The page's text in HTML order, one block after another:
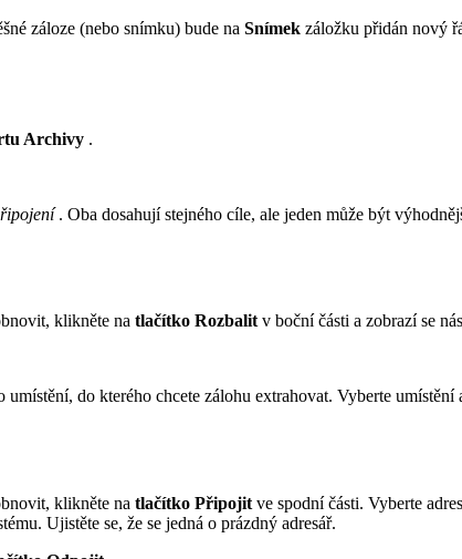
záloze (nebo snímku) bude na Snímek záložku přidán nový
Archivy .
. Oba dosahují stejného cíle, ale jeden může být
klikněte na tlačítko Rozbalit v boční části a zobrazí se
umístění, do kterého chcete zálohu extrahovat. Vyberte umístění
klikněte na tlačítko Připojit ve spodní části. Vyberte
Ujistěte se, že se jedná o prázdný adresář.